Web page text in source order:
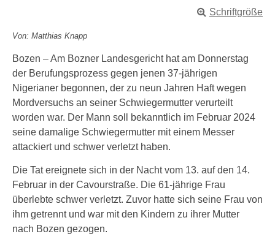
Schriftgröße
Von: Matthias Knapp
Bozen – Am Bozner Landesgericht hat am Donnerstag
der Berufungsprozess gegen jenen 37-jährigen
Nigerianer begonnen, der zu neun Jahren Haft wegen
Mordversuchs an seiner Schwiegermutter verurteilt
worden war. Der Mann soll bekanntlich im Februar 2024
seine damalige Schwiegermutter mit einem Messer
attackiert und schwer verletzt haben.
Die Tat ereignete sich in der Nacht vom 13. auf den 14.
Februar in der Cavourstraße. Die 61-jährige Frau
überlebte schwer verletzt. Zuvor hatte sich seine Frau von
ihm getrennt und war mit den Kindern zu ihrer Mutter
nach Bozen gezogen.